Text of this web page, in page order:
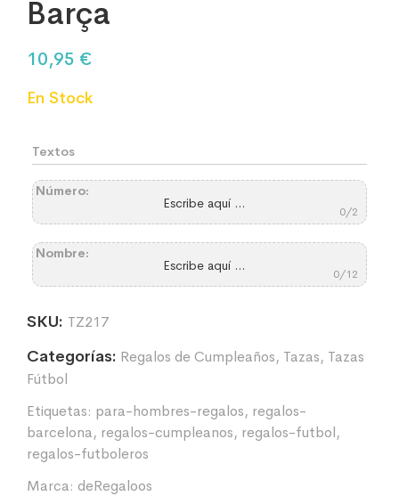
Barça
10,95 €
En Stock
Textos
Número:
0/2
Nombre:
0/12
SKU: TZ217
Categorías: Regalos de Cumpleaños, Tazas, Tazas
Fútbol
Etiquetas: para-hombres-regalos, regalos-
barcelona, regalos-cumpleanos, regalos-futbol,
regalos-futboleros
Marca: deRegaloos